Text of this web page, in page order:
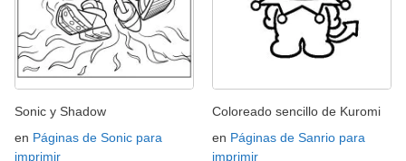
Sonic y Shadow
en Páginas de Sonic para
imprimir
Coloreado sencillo de Kuromi
en Páginas de Sanrio para
imprimir